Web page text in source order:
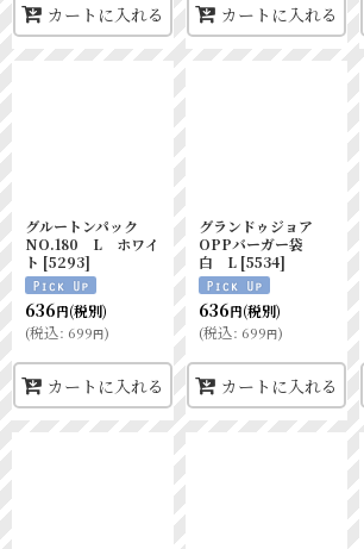
カートに入れる カートに入れる
グルートンパック
NO.180 L ホワイ
ト [5293]
636円(税別)
(税込: 699円)
カートに入れる
グランドゥジョア
OPPバーガー袋
白 L [5534]
636円(税別)
(税込: 699円)
カートに入れる